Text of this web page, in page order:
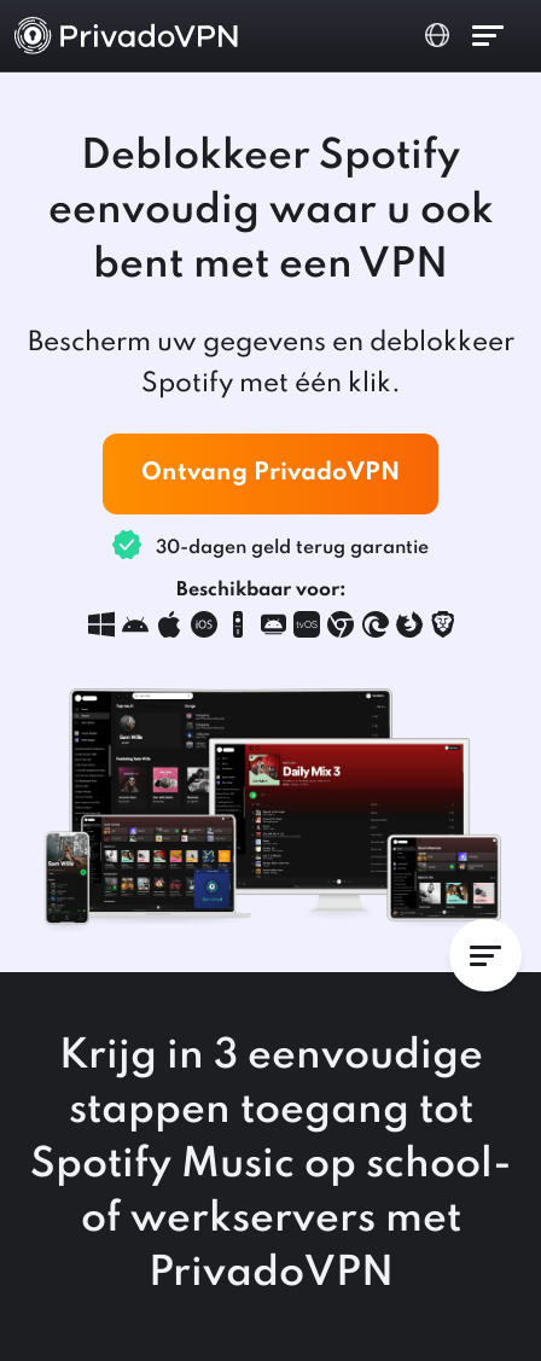
Deblokkeer Spotify
eenvoudig waar u ook
bent met een VPN
Bescherm uw gegevens en deblokkeer
Spotify met één klik.
Ontvang PrivadoVPN
30-dagen geld terug garantie
Beschikbaar voor:
Krijg in 3 eenvoudige
stappen toegang tot
Spotify Music op school-
of werkservers met
PrivadoVPN